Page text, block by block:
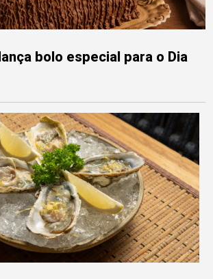
bolo especial para o Dia